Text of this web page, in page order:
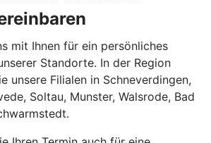
mit Ihnen für ein persönliches
Standorte. In der Region
unsere Filialen in Schneverdingen,
Soltau, Munster, Walsrode, Bad